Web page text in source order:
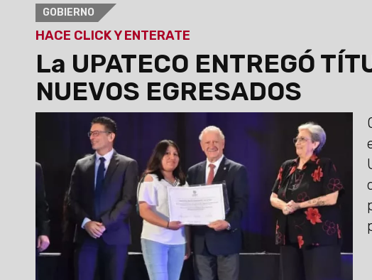
GOBIERNO
HACE CLICK Y ENTERATE
La UPATECO ENTREGÓ
NUEVOS EGRESADOS